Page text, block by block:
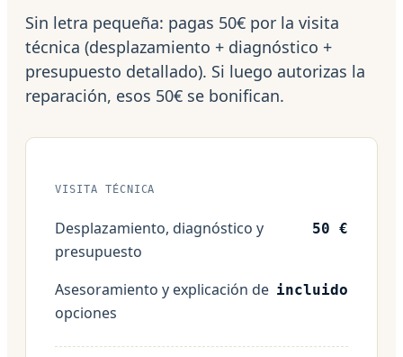
Sin letra pequeña: pagas 50€ por la visita
técnica (desplazamiento + diagnóstico +
presupuesto detallado). Si luego autorizas la
reparación, esos 50€ se bonifican.
VISITA TÉCNICA
Desplazamiento, diagnóstico y
presupuesto
50 €
Asesoramiento y explicación de
opciones
incluido